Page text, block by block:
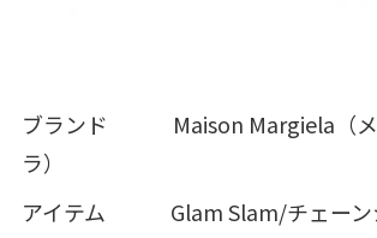
ブランド Maison Margiela（メ
ラ）
アイテム Glam Slam/チェーン